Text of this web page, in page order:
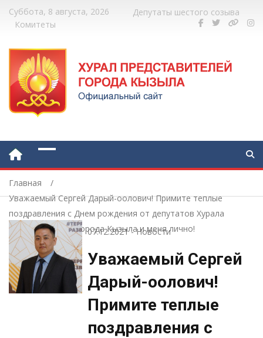
Суббота, 8 августа, 2026
Депутаты шестого созыва
Комитеты
Главная
Уважаемый Сергей Дарый-оолович! Примите теплые
поздравления с Днем рождения от депутатов Хурала
представителей города Кызыла и меня лично!
07.12.2021- Новости
Уважаемый Сергей
Дарый-оолович!
Примите теплые
поздравления с